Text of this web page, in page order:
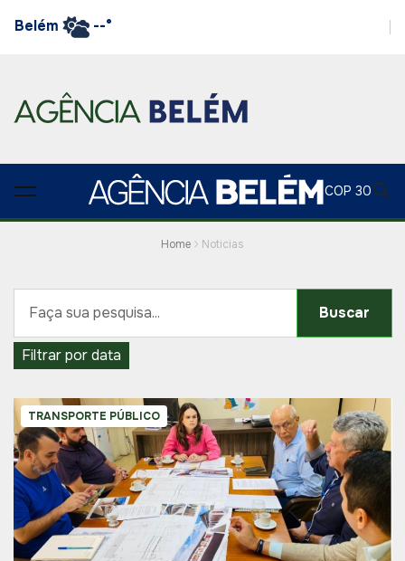
Belém --°
COP 30
Home Noticias
Buscar
Filtrar por data
TRANSPORTE PÚBLICO